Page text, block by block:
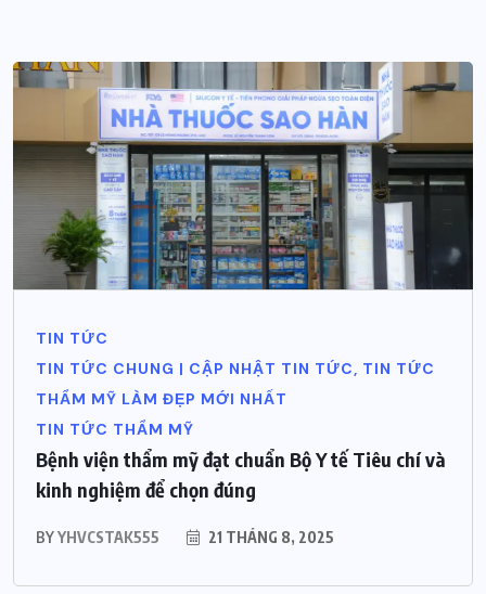
TIN TỨC
TIN TỨC CHUNG | CẬP NHẬT TIN TỨC, TIN TỨC
THẨM MỸ LÀM ĐẸP MỚI NHẤT
TIN TỨC THẨM MỸ
Bệnh viện thẩm mỹ đạt chuẩn Bộ Y tế Tiêu chí và
kinh nghiệm để chọn đúng
BYYHVCSTAK555 21 THÁNG 8, 2025